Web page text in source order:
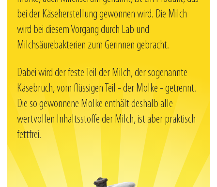
bei der Käseherstellung gewonnen wird. Die Milch
wird bei diesem Vorgang durch Lab und
Milchsäurebakterien zum Gerinnen gebracht.
Dabei wird der feste Teil der Milch, der sogenannte
Käsebruch, vom flüssigen Teil - der Molke - getrennt.
Die so gewonnene Molke enthält deshalb alle
wertvollen Inhaltsstoffe der Milch, ist aber praktisch
fettfrei.